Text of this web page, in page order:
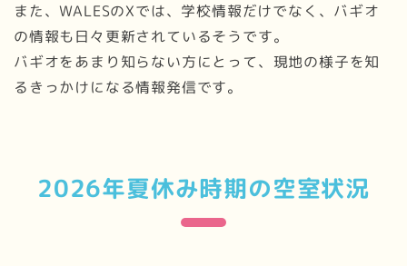
また、WALESのXでは、学校情報だけでなく、バギオ
の情報も日々更新されているそうです。
バギオをあまり知らない方にとって、現地の様子を知
るきっかけになる情報発信です。
2026年夏休み時期の空室状況